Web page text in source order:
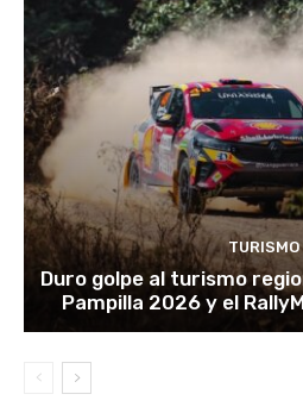
TURISMO
Duro golpe al turismo
Pampilla 2026 y el